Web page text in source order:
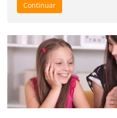
Continuar